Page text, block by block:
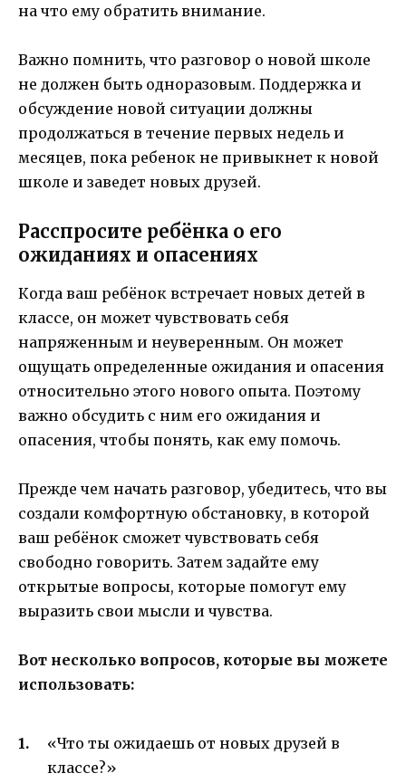
на что ему обратить внимание.
Важно помнить, что разговор о новой школе
не должен быть одноразовым. Поддержка и
обсуждение новой ситуации должны
продолжаться в течение первых недель и
месяцев, пока ребенок не привыкнет к новой
школе и заведет новых друзей.
Расспросите ребёнка о его
ожиданиях и опасениях
Когда ваш ребёнок встречает новых детей в
классе, он может чувствовать себя
напряженным и неуверенным. Он может
ощущать определенные ожидания и опасения
относительно этого нового опыта. Поэтому
важно обсудить с ним его ожидания и
опасения, чтобы понять, как ему помочь.
Прежде чем начать разговор, убедитесь, что вы
создали комфортную обстановку, в которой
ваш ребёнок сможет чувствовать себя
свободно говорить. Затем задайте ему
открытые вопросы, которые помогут ему
выразить свои мысли и чувства.
Вот несколько вопросов, которые вы можете
использовать:
«Что ты ожидаешь от новых друзей в
классе?»